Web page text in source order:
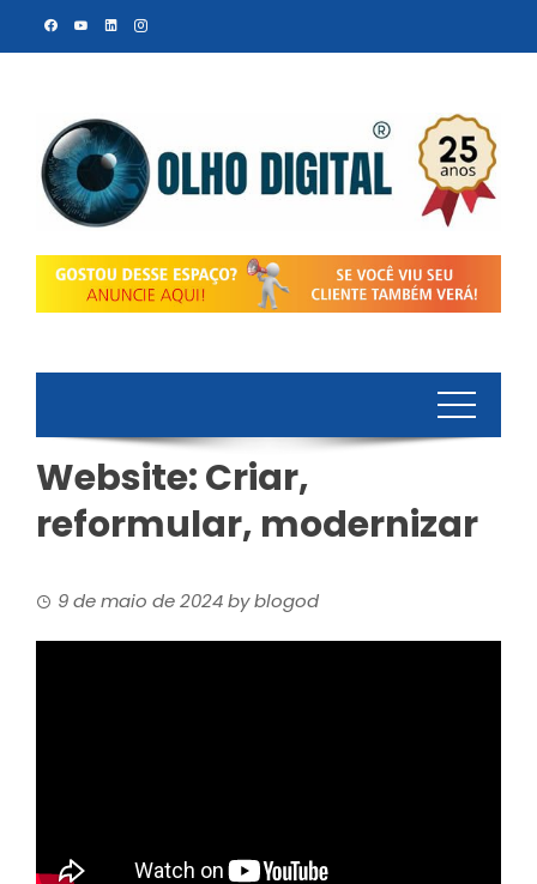
Website: Criar,
reformular, modernizar
9 de maio de 2024byblogod